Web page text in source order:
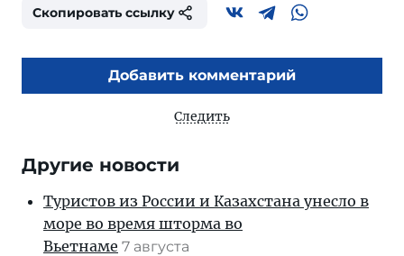
Скопировать ссылку
Добавить комментарий
Следить
Другие новости
Туристов из России и Казахстана унесло в
море во время шторма во
Вьетнаме 7 августа